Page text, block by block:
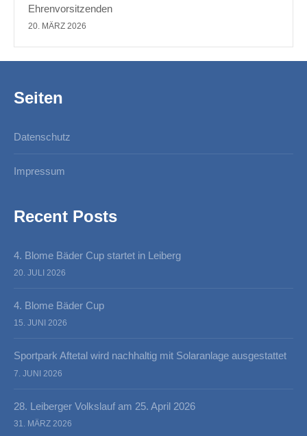
Ehrenvorsitzenden
20. MÄRZ 2026
Seiten
Datenschutz
Impressum
Recent Posts
4. Blome Bäder Cup startet in Leiberg
20. JULI 2026
4. Blome Bäder Cup
15. JUNI 2026
Sportpark Aftetal wird nachhaltig mit Solaranlage ausgestattet
7. JUNI 2026
28. Leiberger Volkslauf am 25. April 2026
31. MÄRZ 2026